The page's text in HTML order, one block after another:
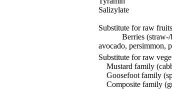
Salizylate
Substitute for raw
Berries (straw-/
avocado, persimmon,
Substitute for raw
Mustard family
Goosefoot family
Composite family